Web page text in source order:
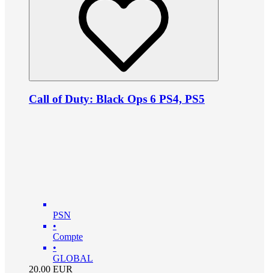
Call of Duty: Black Ops 6 PS4, PS5
PSN
•
Compte
•
GLOBAL
20.00 EUR